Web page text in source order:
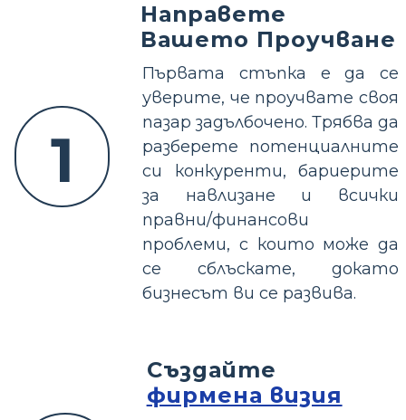
1
Направете
Вашето Проучване
Първата стъпка е да се
уверите, че проучвате своя
пазар задълбочено. Трябва да
разберете потенциалните
си конкуренти, бариерите
за навлизане и всички
правни/финансови
проблеми, с които може да
се сблъскате, докато
бизнесът ви се развива.
Създайте
фирмена визия